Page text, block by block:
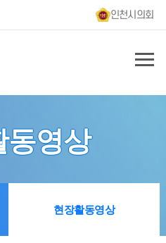
인천시의회
동영상
현장활동영상